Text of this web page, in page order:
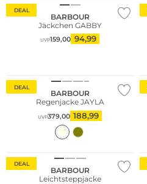
DEAL
BARBOUR
Jäckchen GABBY
UVP159,00 94,99
DEAL
BARBOUR
Regenjacke JAYLA
UVP379,00 188,99
DEAL
BARBOUR
Leichtsteppjacke